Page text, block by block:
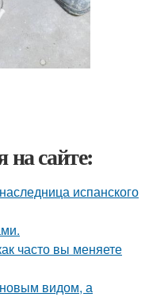
на сайте:
испанского
часто вы меняете
новым видом, а